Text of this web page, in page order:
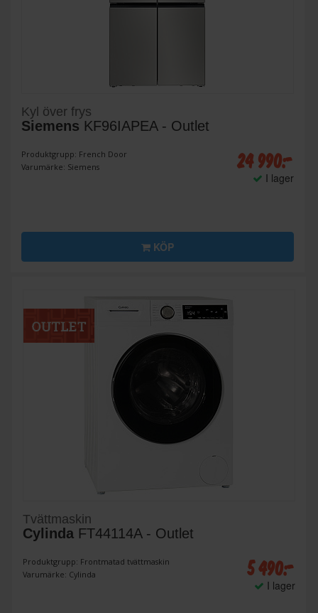
Kyl över frys
Siemens KF96IAPEA - Outlet
Produktgrupp: French Door
Varumärke: Siemens
24 990:-
I lager
KÖP
Tvättmaskin
Cylinda FT44114A - Outlet
Produktgrupp: Frontmatad tvättmaskin
Varumärke: Cylinda
5 490:-
I lager